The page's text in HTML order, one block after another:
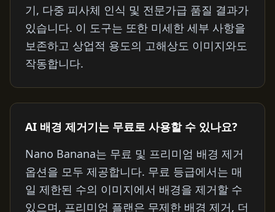
기, 다중 피사체 인식 및 전문가급 품질 결과가
있습니다. 이 도구는 또한 미세한 세부 사항을
보존하고 상업적 용도의 고해상도 이미지와도
작동합니다.
AI 배경 제거기는 무료로 사용할 수 있나요?
Nano Banana는 무료 및 프리미엄 배경 제거
옵션을 모두 제공합니다. 무료 등급에서는 매
일 제한된 수의 이미지에서 배경을 제거할 수
있으며, 프리미엄 플랜은 무제한 배경 제거, 더